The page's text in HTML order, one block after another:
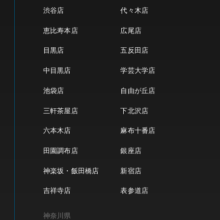
渋谷店 代々木店
恵比寿本店 広尾店
目黒店 五反田店
中目黒店 学芸大学店
池袋店 自由が丘店
三軒茶屋店 下北沢店
六本木店 麻布十番店
田園調布店 銀座店
神楽坂・飯田橋店 新宿店
吉祥寺店 表参道店
神奈川県